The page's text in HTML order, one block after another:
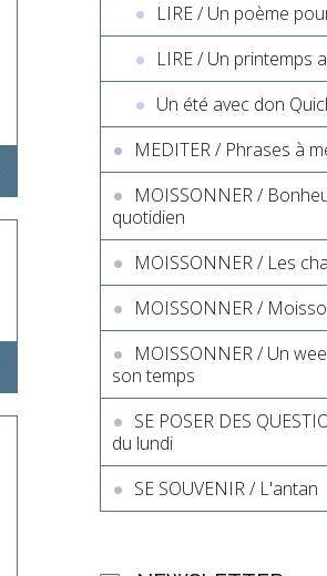
LIRE / Un poème
LIRE / Un printemps
Un été avec don
MEDITER / Phrases à
MOISSONNER /
quotidien
MOISSONNER / Les
MOISSONNER /
MOISSONNER / Un
son temps
SE POSER DES
du lundi
SE SOUVENIR / L'antan